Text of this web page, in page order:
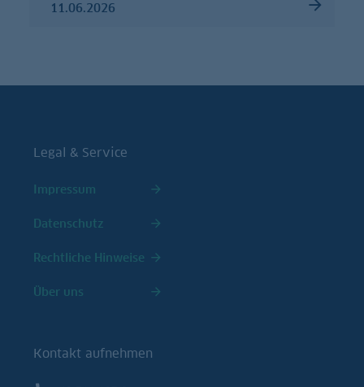
11.06.2026
Legal & Service
Impressum
Datenschutz
Rechtliche Hinweise
Über uns
Kontakt aufnehmen